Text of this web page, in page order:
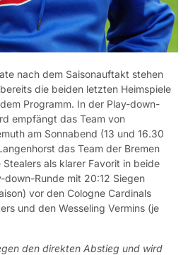
nach dem Saisonauftakt stehen
die beiden letzten Heimspiele
Programm. In der Play-down-
empfängt das Team von
am Sonnabend (13 und 16.30
das Team der Bremen
als klarer Favorit in beide
down-Runde mit 20:12 Siegen
vor den Cologne Cardinals
und den Wesseling Vermins (je
den direkten Abstieg und wird